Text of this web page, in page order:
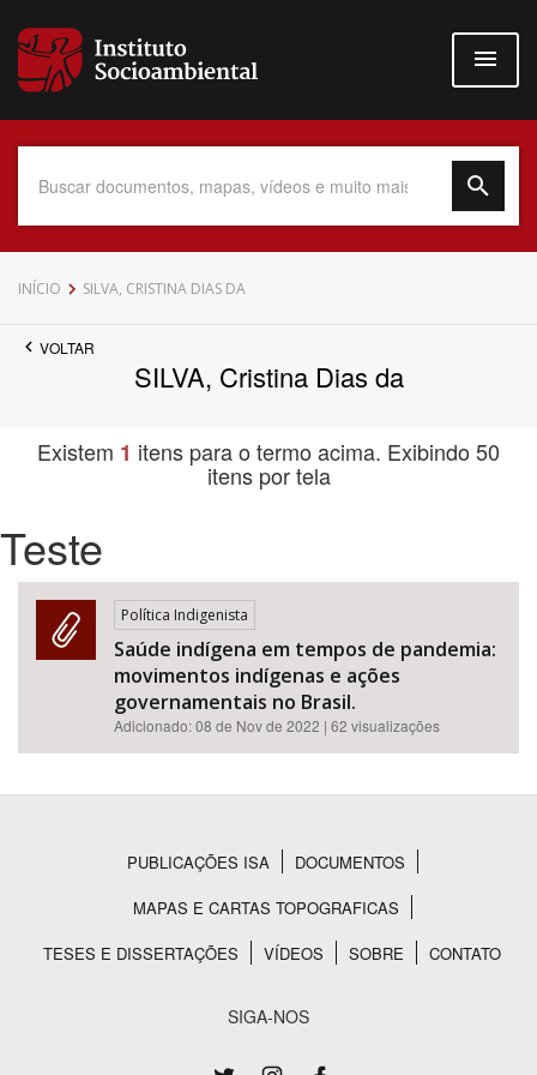
para
conteúdo
Data do Documento
Tema
INÍCIO SILVA, CRISTINA DIAS DA
VOLTAR
SILVA, Cristina Dias da
Existem 1 itens para o termo acima. Exibindo 50
itens por tela
Teste
Política Indigenista
Saúde indígena em tempos de pandemia:
movimentos indígenas e ações
governamentais no Brasil.
Adicionado:08 de Nov de 2022 | 62 visualizações
Rodapé
PUBLICAÇÕES ISA
DOCUMENTOS
MAPAS E CARTAS TOPOGRAFICAS
TESES E DISSERTAÇÕES
VÍDEOS SOBRE CONTATO
SIGA-NOS